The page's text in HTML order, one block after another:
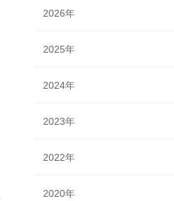
2026年
2025年
2024年
2023年
2022年
2020年